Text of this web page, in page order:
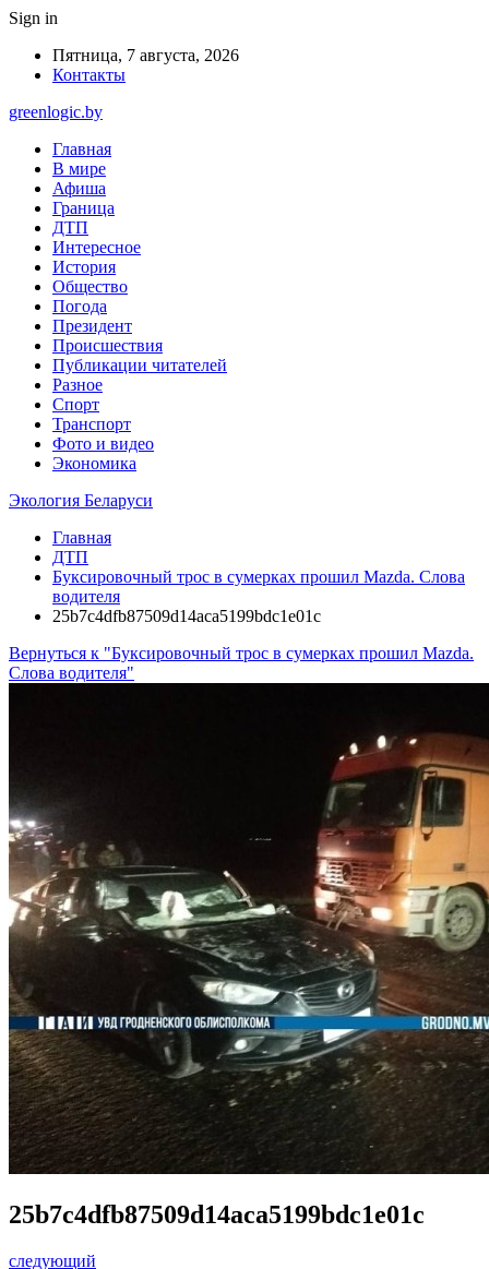
Sign in
Пятница, 7 августа, 2026
Контакты
greenlogic.by
Главная
В мире
Афиша
Граница
ДТП
Интересное
История
Общество
Погода
Президент
Происшествия
Публикации читателей
Разное
Спорт
Транспорт
Фото и видео
Экономика
Экология Беларуси
Главная
ДТП
Буксировочный трос в сумерках прошил Mazda. Слова
водителя
25b7c4dfb87509d14aca5199bdc1e01c
Вернуться к "Буксировочный трос в сумерках прошил Mazda.
Слова водителя"
25b7c4dfb87509d14aca5199bdc1e01c
следующий